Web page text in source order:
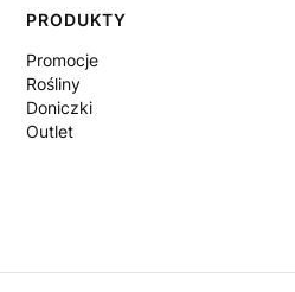
PRODUKTY
Promocje
Rośliny
Doniczki
Outlet